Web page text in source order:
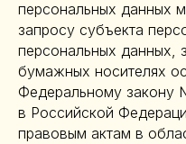
персональных данных
запросу субъекта
персональных данных,
бумажных носителях
Федеральному
в Российской
правовым актам в